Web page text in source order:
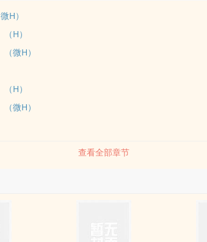
H）
H）
微H）
H）
微H）
查看全部章节